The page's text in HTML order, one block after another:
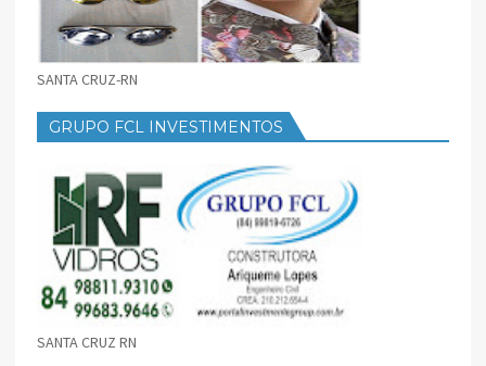
SANTA CRUZ-RN
GRUPO FCL INVESTIMENTOS
SANTA CRUZ RN